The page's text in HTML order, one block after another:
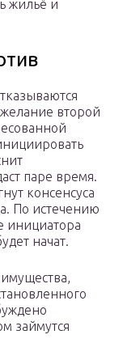
жильё и
второй
паре время.
консенсуса
По истечению
инициатора
начат.
имущества,
займутся